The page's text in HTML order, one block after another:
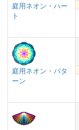
庭用ネオン・ハー
ト
庭用ネオン・パタ
ーン